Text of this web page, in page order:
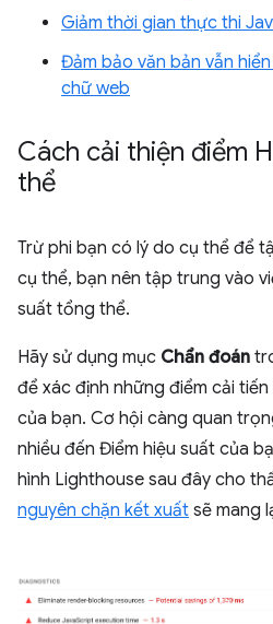
Giảm thời gian thực thi
Đảm bảo văn bản vẫn
chữ web
Cách cải thiện điểm
thể
Trừ phi bạn có lý do cụ thể để
cụ thể, bạn nên tập trung vào
suất tổng thể.
Hãy sử dụng mục Chẩn đoán
để xác định những điểm cải
của bạn. Cơ hội càng quan
nhiều đến Điểm hiệu suất của
hình Lighthouse sau đây cho
nguyên chặn kết xuất sẽ mang